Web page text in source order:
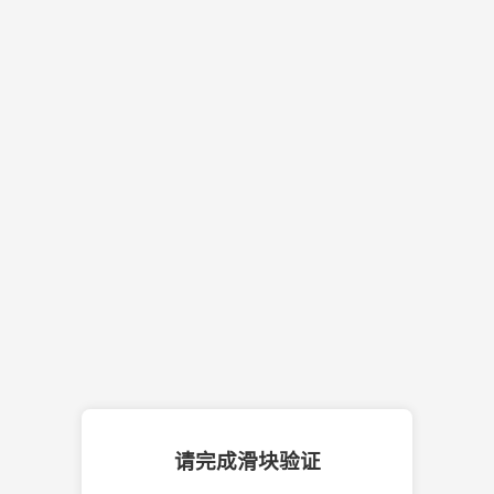
请完成滑块验证